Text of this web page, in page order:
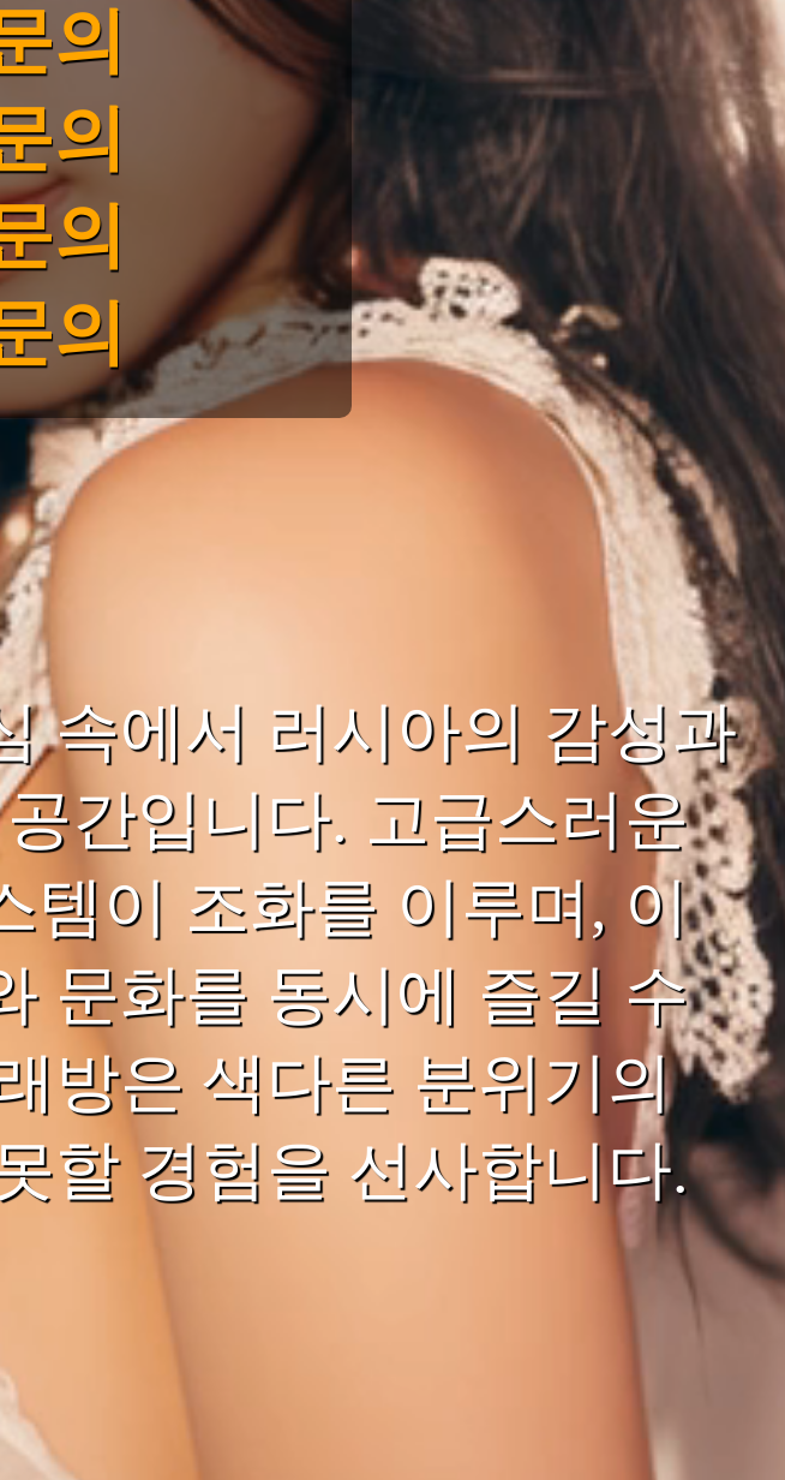
의
의
의
의
속에서 러시아의 감성과
간입니다. 고급스러운
템이 조화를 이루며, 이
문화를 동시에 즐길 수
방은 색다른 분위기의
할 경험을 선사합니다.